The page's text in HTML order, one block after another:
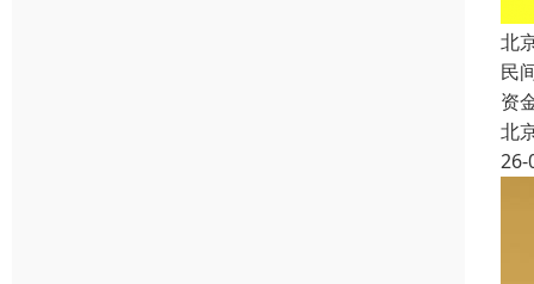
北
民
资
北
26-